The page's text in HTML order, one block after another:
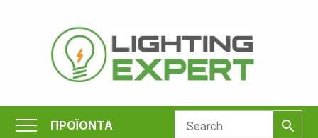
περιεχόμενο
ΠΡΟΪΟΝΤΑ